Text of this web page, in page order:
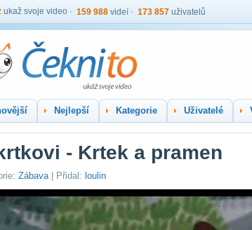
ukaž svoje video 159 988 videí 173 857 uživatelů
Nejlepší Kategorie Uživatelé
- Krtek a pramen
Zábava| Přidal: loulin